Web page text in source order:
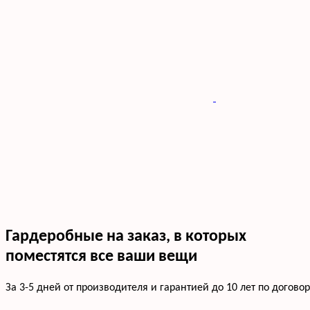
Гардеробные на заказ, в которых
поместятся все ваши вещи
За 3-5 дней от производителя и гарантией до 10 лет по